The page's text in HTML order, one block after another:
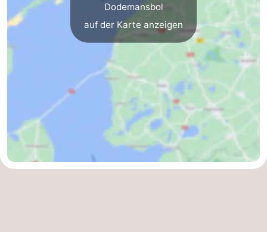
Dodemansbol
auf der Karte anzeigen